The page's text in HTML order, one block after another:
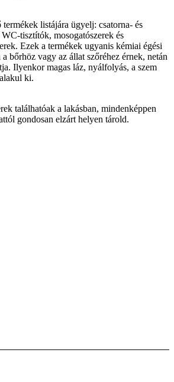
termékek listájára ügyelj: csatorna- és
tisztítók, mosogatószerek és
Ezek a termékek ugyanis kémiai égési
bőrhöz vagy az állat szőréhez érnek, netán
Ilyenkor magas láz, nyálfolyás, a szem
ki.
találhatóak a lakásban, mindenképpen
gondosan elzárt helyen tárold.